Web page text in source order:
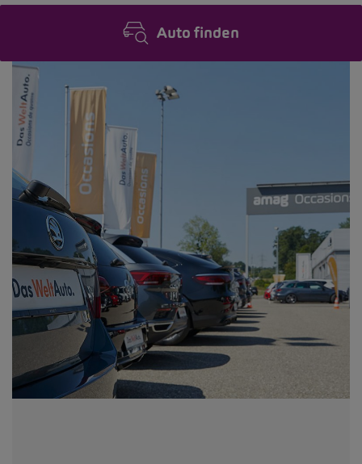
Auto finden